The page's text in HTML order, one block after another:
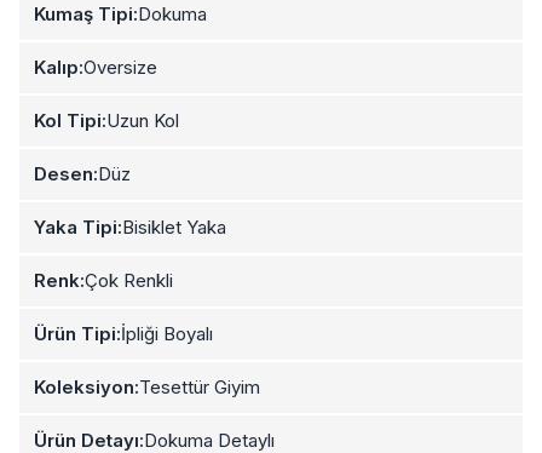
Kumaş Tipi:Dokuma
Kalıp:Oversize
Kol Tipi:Uzun Kol
Desen:Düz
Yaka Tipi:Bisiklet Yaka
Renk:Çok Renkli
Ürün Tipi:İpliği Boyalı
Koleksiyon:Tesettür Giyim
Ürün Detayı:Dokuma Detaylı